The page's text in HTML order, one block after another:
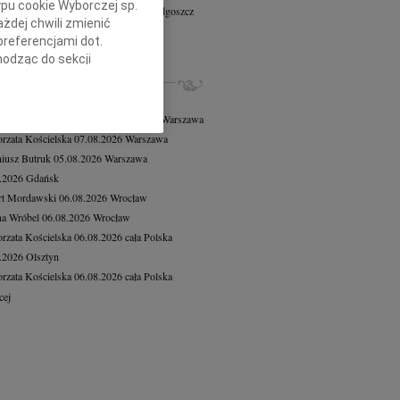
Paweł Michnowski 17.11.2025
Bydgoszcz
znakomity, bydgoski taternik i...
Warszawa
Kościelska07.08.2026Warszawa
Butruk 05.08.2026Warszawa
Gdańsk
Mordawski 06.08.2026Wrocław
Wróbel 06.08.2026Wrocław
Kościelska06.08.2026cała Polska
Olsztyn
Kościelska06.08.2026cała Polska
cookie Wyborczej sp.
chwili zmienić
dot.
do sekcji
przeglądarki.
identyfikacji.
pomiar reklam i